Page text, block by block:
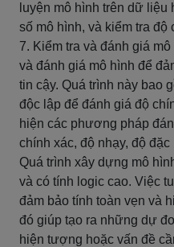
luyện mô hình trên dữ
số mô hình, và kiểm tra độ
7. Kiểm tra và đánh giá
và đánh giá mô hình để
tin cậy. Quá trình này bao
độc lập để đánh giá độ
hiện các phương pháp
chính xác, độ nhạy, độ
Quá trình xây dựng mô
và có tính logic cao. Việc
đảm bảo tính toàn vẹn và
đó giúp tạo ra những dự
hiện tượng hoặc vấn đề